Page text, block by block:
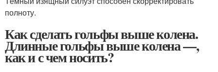
полноту.
Как сделать гольфы выше колена.
Длинные гольфы выше колена —,
как и с чем носить?